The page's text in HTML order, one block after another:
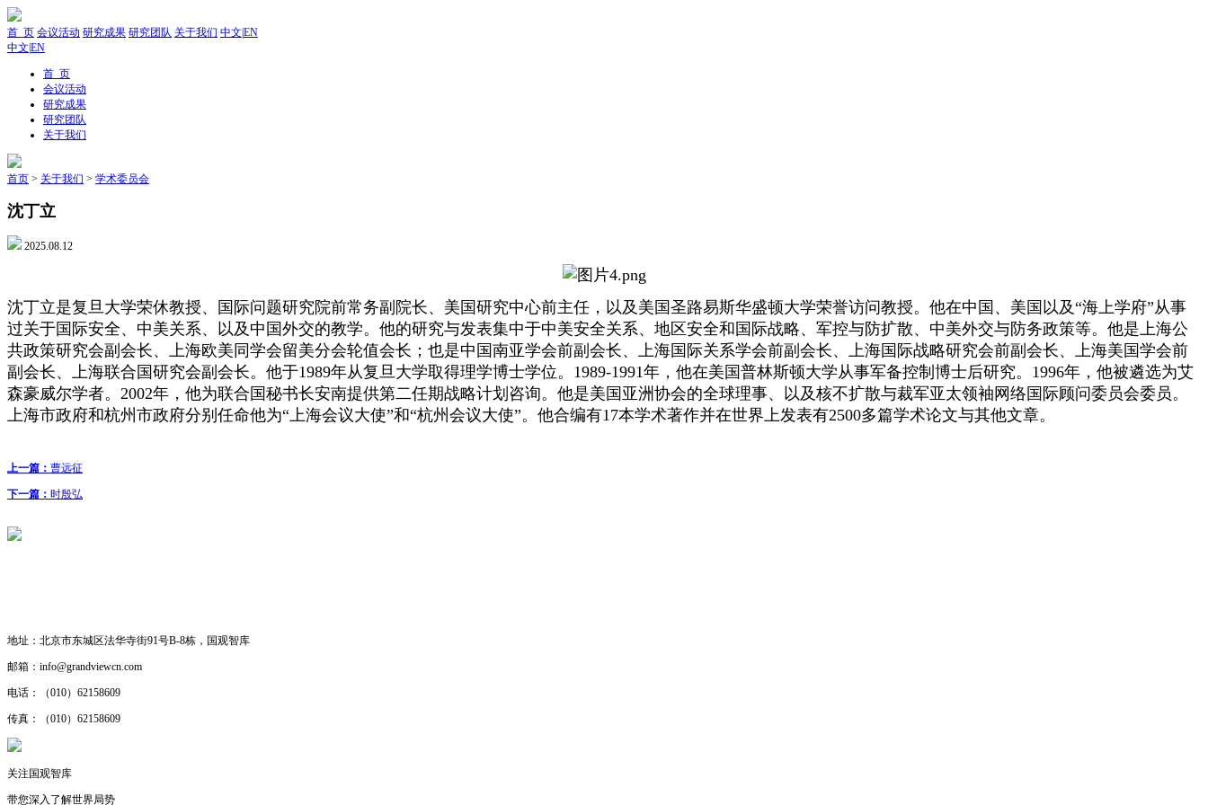
首 页 会议活动 研究成果 研究团队 关于我们 中文 EN
中文 EN
首 页
会议活动
研究成果
研究团队
关于我们
首页 > 关于我们 > 学术委员会
沈丁立
2025.08.12
沈丁立是复旦大学荣休教授、国际问题研究院前常务副院长、美国研究中心前主任，以及美国圣路易斯华盛顿大学荣誉访问教授。他在中国、美国以及“海上学府”从事
过关于国际安全、中美关系、以及中国外交的教学。他的研究与发表集中于中美安全关系、地区安全和国际战略、军控与防扩散、中美外交与防务政策等。他是上海公
共政策研究会副会长、上海欧美同学会留美分会轮值会长；也是中国南亚学会前副会长、上海国际关系学会前副会长、上海国际战略研究会前副会长、上海美国学会前
副会长、上海联合国研究会副会长。他于1989年从复旦大学取得理学博士学位。 1989-1991年，他在美国普林斯顿大学从事军备控制博士后研究。 1996年，他被遴选为艾
森豪威尔学者。 2002年，他为联合国秘书长安南提供第二任期战略计划咨询。他是美国亚洲协会的全球理事、以及核不扩散与裁军亚太领袖网络国际顾问委员会委员。
上海市政府和杭州市政府分别任命他为“上海会议大使”和“杭州会议大使”。他合编有17本学术著作并在世界上发表有2500多篇学术论文与其他文章。
上一篇： 曹远征
下一篇： 时殷弘
地址： 北京市东城区法华寺街91号B-8栋，国观智库
邮箱： info@grandviewcn.com
电话： （010）62158609
传真： （010）62158609
关注国观智库
带您深入了解世界局势